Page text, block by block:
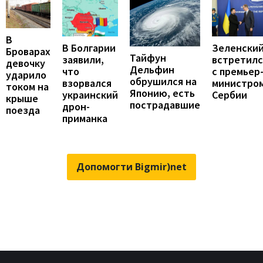
В
Броварах
девочку
ударило
током на
крыше
поезда
В Болгарии
заявили,
что
взорвался
украинский
дрон-
приманка
Тайфун
Дельфин
обрушился на
Японию, есть
пострадавшие
с премьер-
Сербии
Допомогти Bigmir)net